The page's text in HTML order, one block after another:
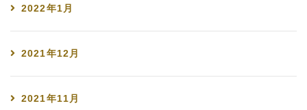
2022年1月
2021年12月
2021年11月